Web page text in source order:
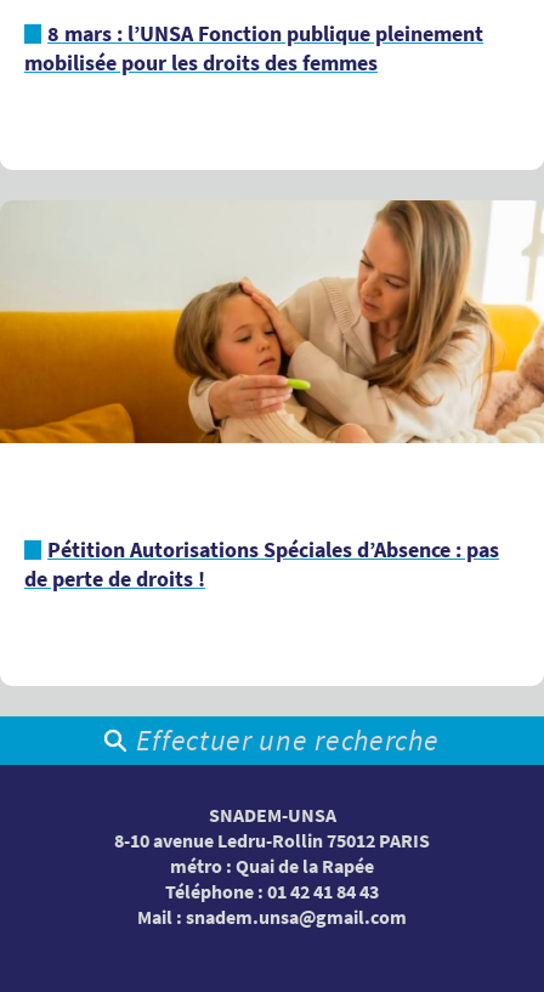
8 mars : l’UNSA Fonction publique pleinement
mobilisée pour les droits des femmes
Pétition Autorisations Spéciales d’Absence : pas
de perte de droits !
Effectuer une recherche
SNADEM-UNSA
8-10 avenue Ledru-Rollin 75012 PARIS
métro : Quai de la Rapée
Téléphone : 01 42 41 84 43
Mail :snadem.unsa@gmail.com